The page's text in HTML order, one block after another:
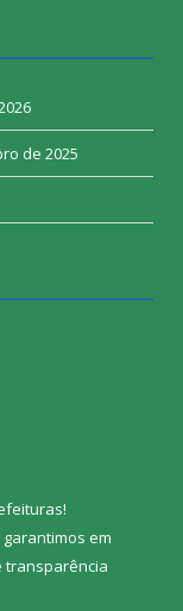
de 2025
!
em
transparência